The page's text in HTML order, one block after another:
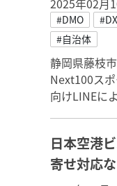
2025年02月
#DMO #DX
#自治体
静岡県藤枝
Next100ス
向けLINEに
日本空港
寄せ対応